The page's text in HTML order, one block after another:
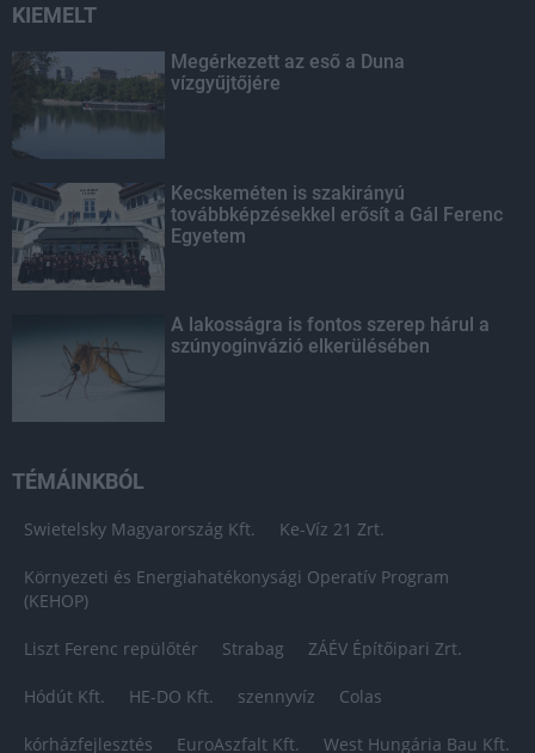
KIEMELT
Megérkezett az eső a Duna
vízgyűjtőjére
Kecskeméten is szakirányú
továbbképzésekkel erősít a Gál Ferenc
Egyetem
A lakosságra is fontos szerep hárul a
szúnyoginvázió elkerülésében
TÉMÁINKBÓL
Swietelsky Magyarország Kft. Ke-Víz 21 Zrt.
Környezeti és Energiahatékonysági Operatív Program
(KEHOP)
Liszt Ferenc repülőtér Strabag ZÁÉV Építőipari Zrt.
Hódút Kft. HE-DO Kft. szennyvíz Colas
kórházfejlesztés EuroAszfalt Kft. West Hungária Bau Kft.